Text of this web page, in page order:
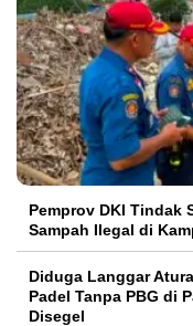
Pemprov DKI Tindak
Sampah Ilegal di
Diduga Langgar
Padel Tanpa PBG di
Disegel